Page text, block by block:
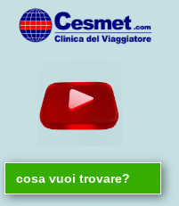
Search
for: